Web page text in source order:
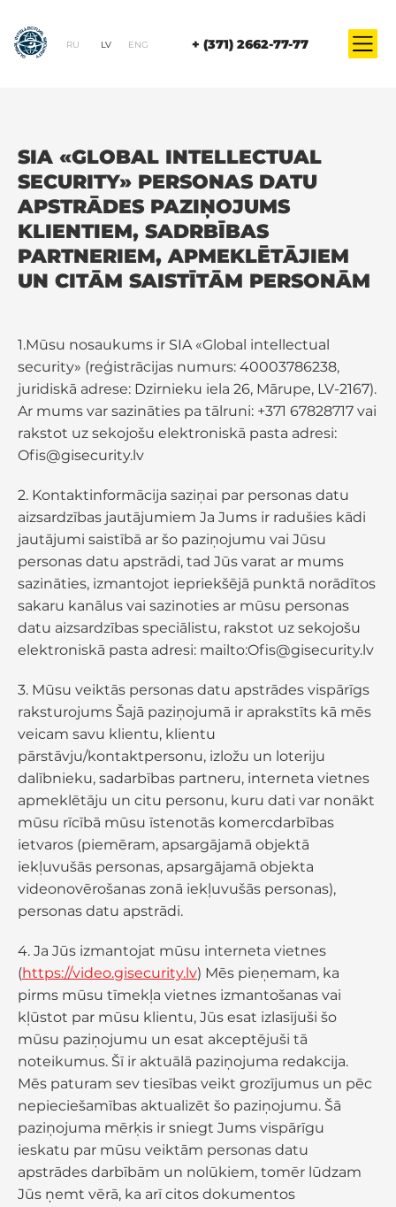
RU LV ENG + (371) 2662-77-77
SIA «GLOBAL INTELLECTUAL
SECURITY» PERSONAS DATU
APSTRĀDES PAZIŅOJUMS
KLIENTIEM, SADRBĪBAS
PARTNERIEM, APMEKLĒTĀJIEM
UN CITĀM SAISTĪTĀM PERSONĀM
1.Mūsu nosaukums ir SIA «Global intellectual
security» (reģistrācijas numurs: 40003786238,
juridiskā adrese: Dzirnieku iela 26, Mārupe, LV-2167).
Ar mums var sazināties pa tālruni: +371 67828717 vai
rakstot uz sekojošu elektroniskā pasta adresi:
Ofis@gisecurity.lv
2. Kontaktinformācija saziņai par personas datu
aizsardzības jautājumiem Ja Jums ir radušies kādi
jautājumi saistībā ar šo paziņojumu vai Jūsu
personas datu apstrādi, tad Jūs varat ar mums
sazināties, izmantojot iepriekšējā punktā norādītos
sakaru kanālus vai sazinoties ar mūsu personas
datu aizsardzības speciālistu, rakstot uz sekojošu
elektroniskā pasta adresi: mailto:Ofis@gisecurity.lv
3. Mūsu veiktās personas datu apstrādes vispārīgs
raksturojums Šajā paziņojumā ir aprakstīts kā mēs
veicam savu klientu, klientu
pārstāvju/kontaktpersonu, izložu un loteriju
dalībnieku, sadarbības partneru, interneta vietnes
apmeklētāju un citu personu, kuru dati var nonākt
mūsu rīcībā mūsu īstenotās komercdarbības
ietvaros (piemēram, apsargājamā objektā
iekļuvušās personas, apsargājamā objekta
videonovērošanas zonā iekļuvušās personas),
personas datu apstrādi.
4. Ja Jūs izmantojat mūsu interneta vietnes
(https://video.gisecurity.lv) Mēs pieņemam, ka
pirms mūsu tīmekļa vietnes izmantošanas vai
kļūstot par mūsu klientu, Jūs esat izlasījuši šo
mūsu paziņojumu un esat akceptējuši tā
noteikumus. Šī ir aktuālā paziņojuma redakcija.
Mēs paturam sev tiesības veikt grozījumus un pēc
nepieciešamības aktualizēt šo paziņojumu. Šā
paziņojuma mērķis ir sniegt Jums vispārīgu
ieskatu par mūsu veiktām personas datu
apstrādes darbībām un nolūkiem, tomēr lūdzam
Jūs ņemt vērā, ka arī citos dokumentos